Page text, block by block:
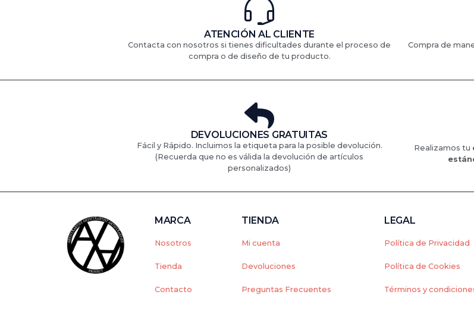
ATENCIÓN AL CLIENTE
Contacta con nosotros si tienes dificultades durante el proceso de
compra o de diseño de tu producto.
Compra de
DEVOLUCIONES GRATUITAS
Fácil y Rápido. Incluimos la etiqueta para la posible devolución.
(Recuerda que no es válida la devolución de artículos
personalizados)
Realizamos tu
MARCA
Nosotros
Tienda
Contacto
TIENDA
Mi cuenta
Devoluciones
Preguntas Frecuentes
LEGAL
Política de Privacidad
Política de Cookies
Términos y